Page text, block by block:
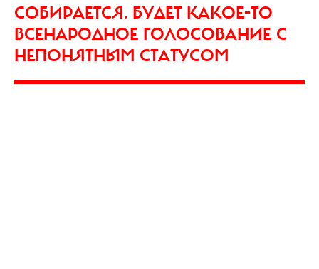
СОБИРАЕТСЯ. БУДЕТ КАКОЕ-ТО
ВСЕНАРОДНОЕ ГОЛОСОВАНИЕ С
НЕПОНЯТНЫМ СТАТУСОМ